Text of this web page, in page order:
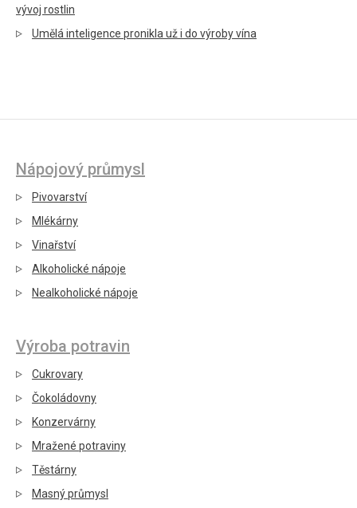
vývoj rostlin
Umělá inteligence pronikla už i do výroby vína
Nápojový průmysl
Pivovarství
Mlékárny
Vinařství
Alkoholické nápoje
Nealkoholické nápoje
Výroba potravin
Cukrovary
Čokoládovny
Konzervárny
Mražené potraviny
Těstárny
Masný průmysl